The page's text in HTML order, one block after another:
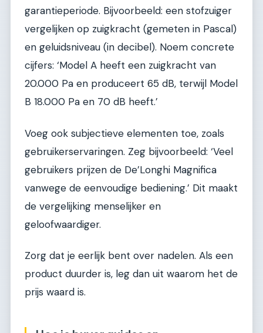
garantieperiode. Bijvoorbeeld: een stofzuiger
vergelijken op zuigkracht (gemeten in Pascal)
en geluidsniveau (in decibel). Noem concrete
cijfers: ‘Model A heeft een zuigkracht van
20.000 Pa en produceert 65 dB, terwijl Model
B 18.000 Pa en 70 dB heeft.’
Voeg ook subjectieve elementen toe, zoals
gebruikerservaringen. Zeg bijvoorbeeld: ‘Veel
gebruikers prijzen de De’Longhi Magnifica
vanwege de eenvoudige bediening.’ Dit maakt
de vergelijking menselijker en
geloofwaardiger.
Zorg dat je eerlijk bent over nadelen. Als een
product duurder is, leg dan uit waarom het de
prijs waard is.